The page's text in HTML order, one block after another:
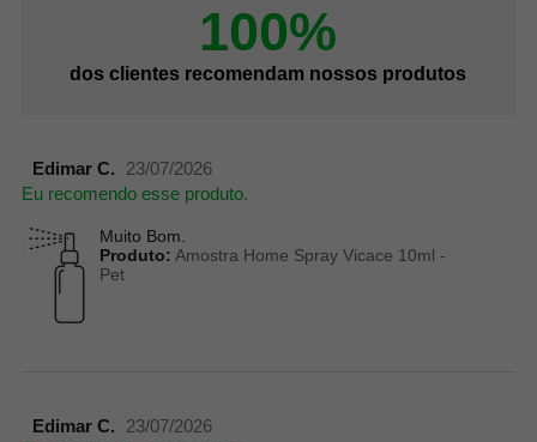
100%
dos clientes recomendam nossos produtos
Edimar C.
23/07/2026
Eu recomendo esse produto.
Muito Bom.
Produto: Amostra Home Spray Vicace 10ml -
Pet
Edimar C.
23/07/2026